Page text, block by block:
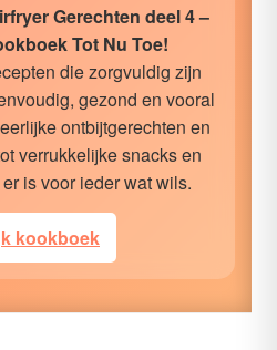
Gerechten deel 4 –
Tot Nu Toe!
die zorgvuldig zijn
gezond en vooral
ontbijtgerechten en
verrukkelijke snacks en
is voor ieder wat wils.
kookboek